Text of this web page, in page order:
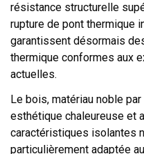
résistance structurelle
rupture de pont thermique
garantissent désormais
thermique conformes aux
actuelles.
Le bois, matériau noble
esthétique chaleureuse et
caractéristiques isolantes
particulièrement adaptée